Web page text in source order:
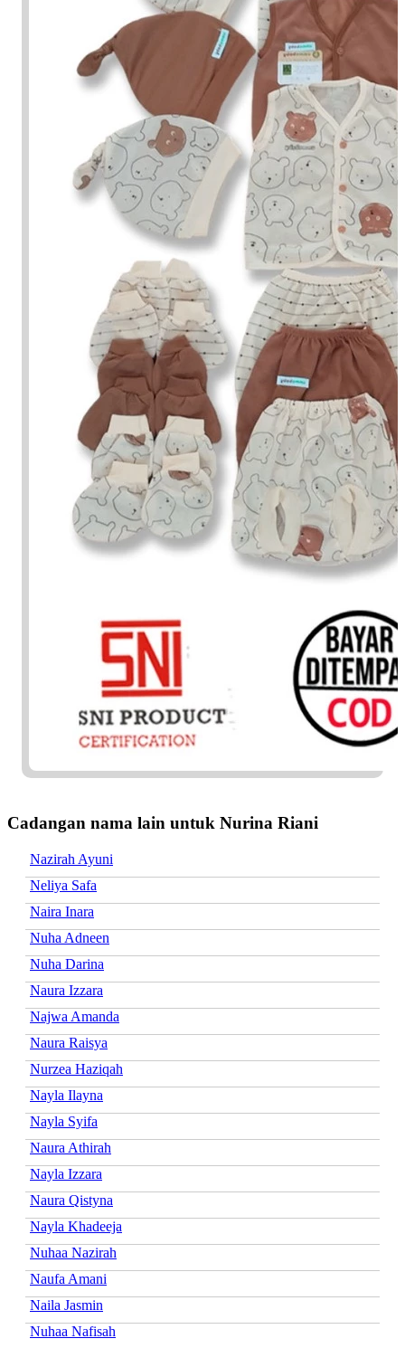
Cadangan nama lain untuk Nurina Riani
Nazirah Ayuni
Neliya Safa
Naira Inara
Nuha Adneen
Nuha Darina
Naura Izzara
Najwa Amanda
Naura Raisya
Nurzea Haziqah
Nayla Ilayna
Nayla Syifa
Naura Athirah
Nayla Izzara
Naura Qistyna
Nayla Khadeeja
Nuhaa Nazirah
Naufa Amani
Naila Jasmin
Nuhaa Nafisah